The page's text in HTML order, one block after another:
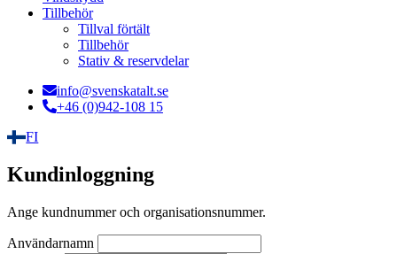
Tillbehör
Tillval förtält
Tillbehör
Stativ & reservdelar
info@svenskatalt.se
+46 (0)942-108 15
FI
Kundinloggning
Ange kundnummer och organisationsnummer.
Användarnamn